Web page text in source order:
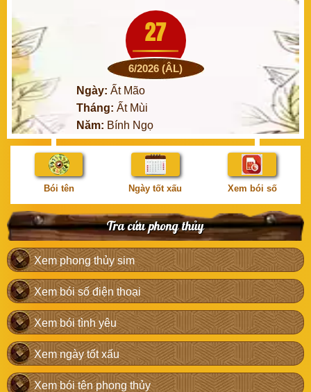
27
6/2026 (ÂL)
Ngày:Ất Mão
Tháng:Ất Mùi
Năm: Bính Ngọ
Bói tên Ngày tốt xấu Xem bói số
Tra cứu phong thủy
Xem phong thủy sim
Xem bói số điện thoại
Xem bói tình yêu
Xem ngày tốt xấu
Xem bói tên phong thủy